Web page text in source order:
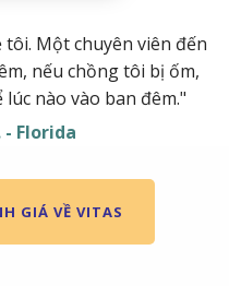
tôi. Một chuyên viên đến
nếu chồng tôi bị ốm,
nào vào ban đêm."
- Florida
GIÁ VỀ VITAS